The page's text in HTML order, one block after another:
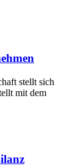
stellt sich
mit dem